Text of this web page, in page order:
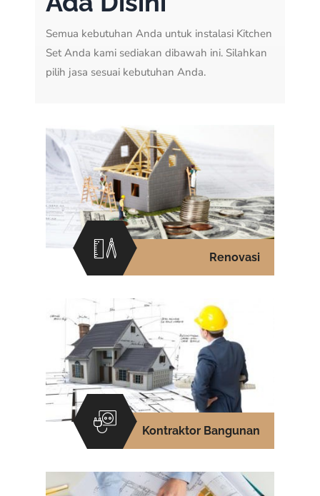
Semua kebutuhan Anda untuk instalasi Kitchen
Set Anda kami sediakan dibawah ini. Silahkan
pilih jasa sesuai kebutuhan Anda.
Renovasi
Kontraktor Bangunan